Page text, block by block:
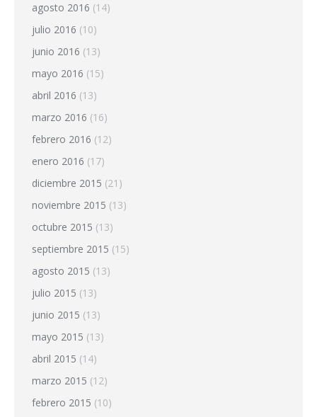
agosto 2016 (14)
julio 2016 (10)
junio 2016 (13)
mayo 2016 (15)
abril 2016 (13)
marzo 2016 (16)
febrero 2016 (12)
enero 2016 (17)
diciembre 2015 (21)
noviembre 2015 (13)
octubre 2015 (13)
septiembre 2015 (15)
agosto 2015 (13)
julio 2015 (13)
junio 2015 (13)
mayo 2015 (13)
abril 2015 (14)
marzo 2015 (12)
febrero 2015 (10)